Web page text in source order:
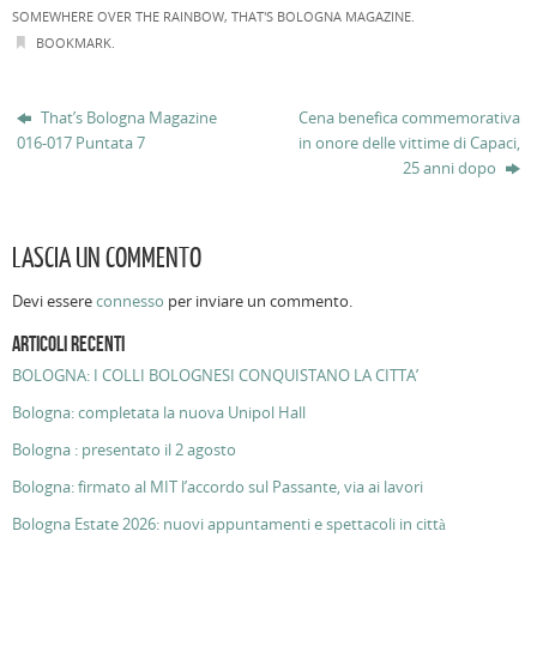
SOMEWHERE OVER THE RAINBOW, THAT'S BOLOGNA MAGAZINE
BOOKMARK.
That’s Bologna Magazine
016-017 Puntata 7
Cena benefica commemorativa
in onore delle vittime di Capaci,
25 anni dopo
LASCIA UN COMMENTO
Devi essereconnesso per inviare un commento.
ARTICOLI RECENTI
BOLOGNA: I COLLI BOLOGNESI CONQUISTANO LA CITTA’
Bologna: completata la nuova Unipol Hall
Bologna : presentato il 2 agosto
Bologna: firmato al MIT l’accordo sul Passante, via ai lavori
Bologna Estate 2026: nuovi appuntamenti e spettacoli in città